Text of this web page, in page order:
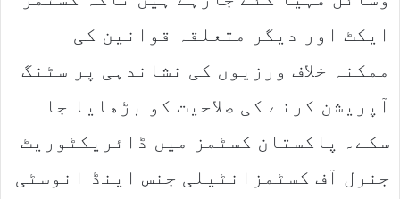
ایکٹ اور دیگر متعلقہ قوانین کی
ممکنہ خلاف ورزیوں کی نشاندہی پر سٹنگ
آپریشن کرنے کی صلاحیت کو بڑھایا جا
سکے۔ پاکستان کسٹمز میں ڈائریکٹوریٹ
جنرل آف کسٹمزانٹیلی جنس اینڈ انوسٹی